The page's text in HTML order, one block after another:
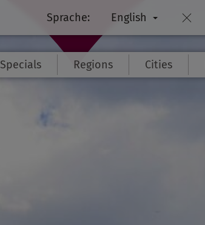
Sprache: English
Specials Regions Cities